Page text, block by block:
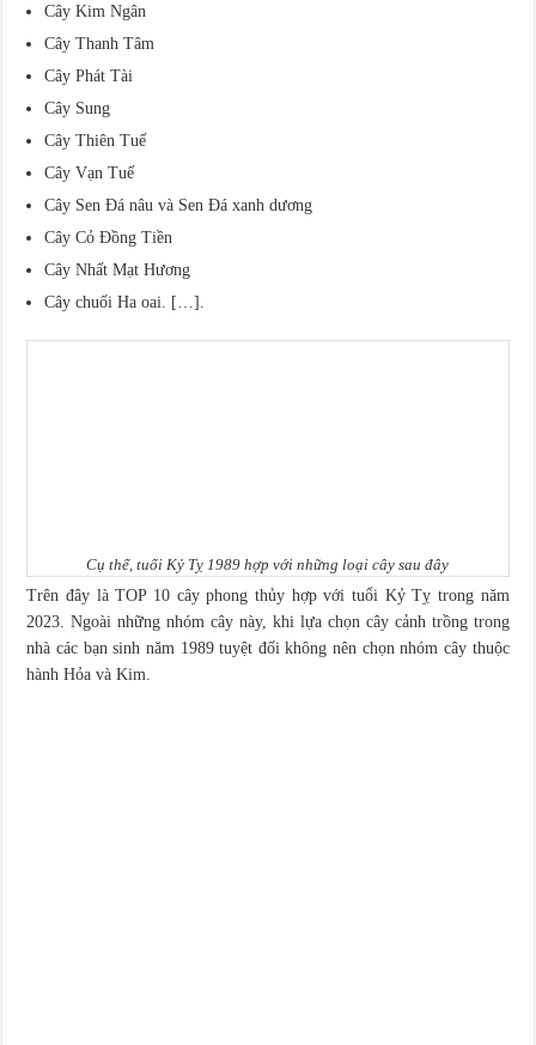
Cây Kim Ngân
Cây Thanh Tâm
Cây Phát Tài
Cây Sung
Cây Thiên Tuế
Cây Vạn Tuế
Cây Sen Đá nâu và Sen Đá xanh dương
Cây Cỏ Đồng Tiền
Cây Nhất Mạt Hương
Cây chuối Ha oai. […].
Cụ thể, tuổi Kỷ Tỵ 1989 hợp với những loại cây sau đây
Trên đây là TOP 10 cây phong thủy hợp với tuổi Kỷ Tỵ trong năm
2023. Ngoài những nhóm cây này, khi lựa chọn cây cảnh trồng trong
nhà các bạn sinh năm 1989 tuyệt đối không nên chọn nhóm cây thuộc
hành Hỏa và Kim.